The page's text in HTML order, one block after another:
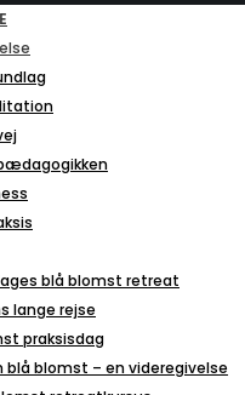
blå blomst retreat
lange rejse
praksisdag
blå blomst – en videregivelse